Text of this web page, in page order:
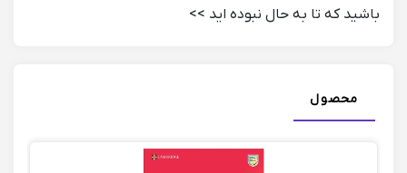
باشید که تا به حال نبوده اید >>
محصول